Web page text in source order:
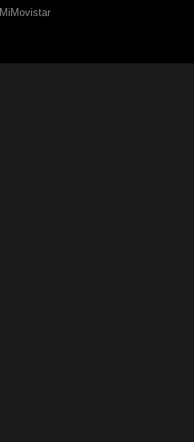
MiMovistar